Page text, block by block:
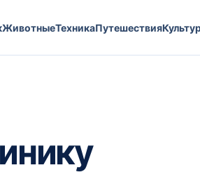
ЖивотныеТехникаПутешествия